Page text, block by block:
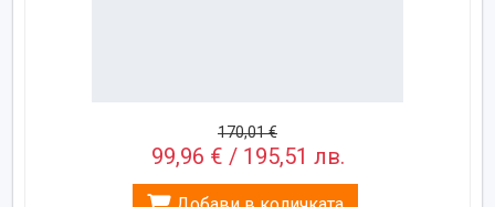
170,01 €
99,96 € / 195,51 лв.